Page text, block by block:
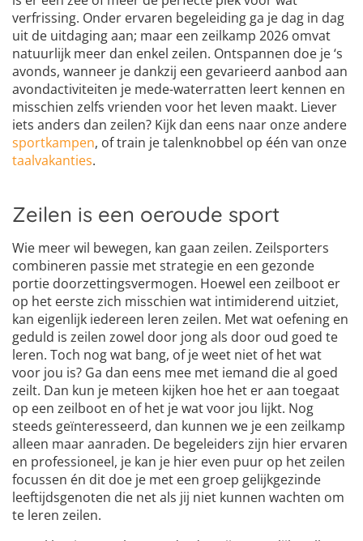
verfrissing. Onder ervaren begeleiding ga je dag in dag
uit de uitdaging aan; maar een zeilkamp 2026 omvat
natuurlijk meer dan enkel zeilen. Ontspannen doe je ‘s
avonds, wanneer je dankzij een gevarieerd aanbod aan
avondactiviteiten je mede-waterratten leert kennen en
misschien zelfs vrienden voor het leven maakt. Liever
iets anders dan zeilen? Kijk dan eens naar onze andere
sportkampen, of train je talenknobbel op één van onze
taalvakanties.
Zeilen is een oeroude sport
Wie meer wil bewegen, kan gaan zeilen. Zeilsporters
combineren passie met strategie en een gezonde
portie doorzettingsvermogen. Hoewel een zeilboot er
op het eerste zich misschien wat intimiderend uitziet,
kan eigenlijk iedereen leren zeilen. Met wat oefening en
geduld is zeilen zowel door jong als door oud goed te
leren. Toch nog wat bang, of je weet niet of het wat
voor jou is? Ga dan eens mee met iemand die al goed
zeilt. Dan kun je meteen kijken hoe het er aan toegaat
op een zeilboot en of het je wat voor jou lijkt. Nog
steeds geïnteresseerd, dan kunnen we je een zeilkamp
alleen maar aanraden. De begeleiders zijn hier ervaren
en professioneel, je kan je hier even puur op het zeilen
focussen én dit doe je met een groep gelijkgezinde
leeftijdsgenoten die net als jij niet kunnen wachten om
te leren zeilen.